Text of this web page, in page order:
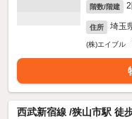
階数/階建
住所 埼玉
(株)エイブル
西武新宿線 /狭山市駅 徒